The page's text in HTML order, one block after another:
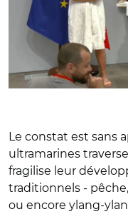
Le constat est sans
ultramarines
fragilise leur
traditionnels -
ou encore ylang-